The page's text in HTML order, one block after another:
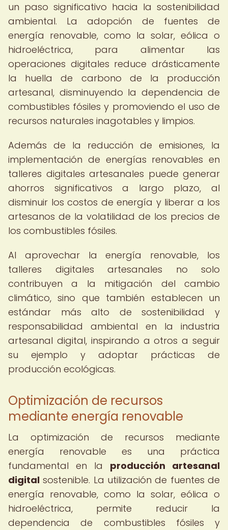
un paso significativo hacia la sostenibilidad
ambiental. La adopción de fuentes de
energía renovable, como la solar, eólica o
hidroeléctrica, para alimentar las
operaciones digitales reduce drásticamente
la huella de carbono de la producción
artesanal, disminuyendo la dependencia de
combustibles fósiles y promoviendo el uso de
recursos naturales inagotables y limpios.
Además de la reducción de emisiones, la
implementación de energías renovables en
talleres digitales artesanales puede generar
ahorros significativos a largo plazo, al
disminuir los costos de energía y liberar a los
artesanos de la volatilidad de los precios de
los combustibles fósiles.
Al aprovechar la energía renovable, los
talleres digitales artesanales no solo
contribuyen a la mitigación del cambio
climático, sino que también establecen un
estándar más alto de sostenibilidad y
responsabilidad ambiental en la industria
artesanal digital, inspirando a otros a seguir
su ejemplo y adoptar prácticas de
producción ecológicas.
Optimización de recursos
mediante energía renovable
La optimización de recursos mediante
energía renovable es una práctica
fundamental en la producción artesanal
digital sostenible. La utilización de fuentes de
energía renovable, como la solar, eólica o
hidroeléctrica, permite reducir la
dependencia de combustibles fósiles y